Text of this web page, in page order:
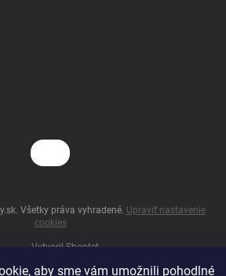
aby sme vám umožnili pohodlné
Vytvoril Shoptet
. Všetky práva vyhradené. Upraviť nastavenie
cookies